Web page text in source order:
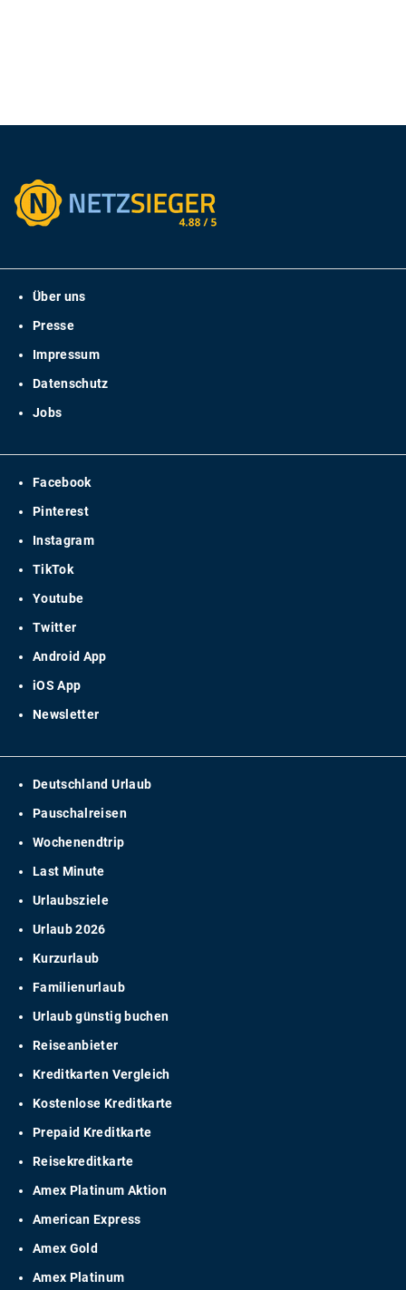
Über uns
Presse
Impressum
Datenschutz
Jobs
Facebook
Pinterest
Instagram
TikTok
Youtube
Twitter
Android App
iOS App
Newsletter
Deutschland Urlaub
Pauschalreisen
Wochenendtrip
Last Minute
Urlaubsziele
Urlaub 2026
Kurzurlaub
Familienurlaub
Urlaub günstig buchen
Reiseanbieter
Kreditkarten Vergleich
Kostenlose Kreditkarte
Prepaid Kreditkarte
Reisekreditkarte
Amex Platinum Aktion
American Express
Amex Gold
Amex Platinum